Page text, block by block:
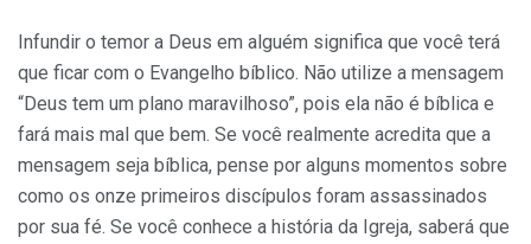
Infundir o temor a Deus em alguém significa que você terá
que ficar com o Evangelho bíblico. Não utilize a mensagem
“Deus tem um plano maravilhoso”, pois ela não é bíblica e
fará mais mal que bem. Se você realmente acredita que a
mensagem seja bíblica, pense por alguns momentos sobre
como os onze primeiros discípulos foram assassinados
por sua fé. Se você conhece a história da Igreja, saberá que